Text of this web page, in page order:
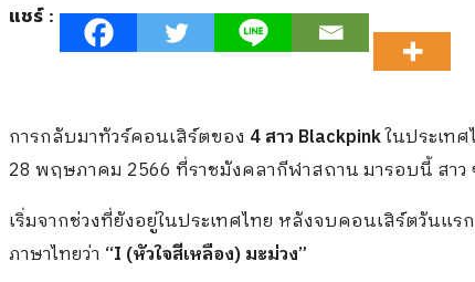
แชร์ :
การกลับมาทัวร์คอนเสิร์ตของ 4 สาว Blackpinkในประเทศ
28 พฤษภาคม 2566 ที่ราชมังคลากีฬาสถาน มารอบนี้ สา
เริ่มจากช่วงที่ยังอยู่ในประเทศไทย หลังจบคอนเสิร์ตวันแรก
ภาษาไทยว่า “I (หัวใจสีเหลือง) มะม่วง”